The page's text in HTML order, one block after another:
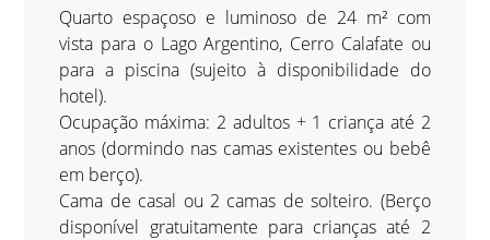
Quarto espaçoso e luminoso de 24 m² com
vista para o Lago Argentino, Cerro Calafate ou
para a piscina (sujeito à disponibilidade do
hotel).
Ocupação máxima: 2 adultos + 1 criança até 2
anos (dormindo nas camas existentes ou bebê
em berço).
Cama de casal ou 2 camas de solteiro. (Berço
disponível gratuitamente para crianças até 2